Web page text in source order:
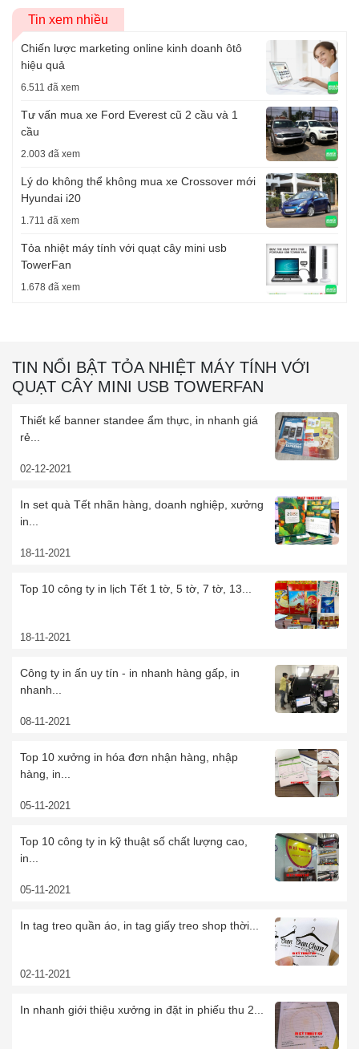
Tin xem nhiều
Chiến lược marketing online kinh doanh ôtô
hiệu quả
6.511 đã xem
Tư vấn mua xe Ford Everest cũ 2 cầu và 1
cầu
2.003 đã xem
Lý do không thể không mua xe Crossover mới
Hyundai i20
1.711 đã xem
Tỏa nhiệt máy tính với quạt cây mini usb
TowerFan
1.678 đã xem
TIN NỔI BẬT TỎA NHIỆT MÁY TÍNH VỚI
QUẠT CÂY MINI USB TOWERFAN
Thiết kế banner standee ẩm thực, in nhanh giá
rẻ...
02-12-2021
In set quà Tết nhãn hàng, doanh nghiệp, xưởng
in...
18-11-2021
Top 10 công ty in lịch Tết 1 tờ, 5 tờ, 7 tờ, 13...
18-11-2021
Công ty in ấn uy tín - in nhanh hàng gấp, in
nhanh...
08-11-2021
Top 10 xưởng in hóa đơn nhận hàng, nhập
hàng, in...
05-11-2021
Top 10 công ty in kỹ thuật số chất lượng cao,
in...
05-11-2021
In tag treo quần áo, in tag giấy treo shop thời...
02-11-2021
In nhanh giới thiệu xưởng in đặt in phiếu thu 2...